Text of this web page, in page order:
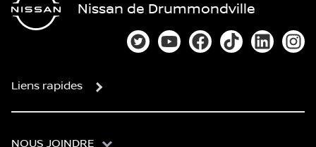
Nissan de Drummondville
Lien vers notre compte Twitter
Lien vers notre chaîne
Lien vers notre page
Lien vers notre
Lien vers
Liens rapides
NOUS JOINDRE